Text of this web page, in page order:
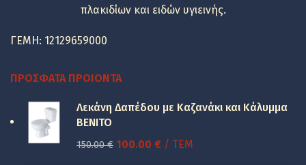
πλακιδίων και ειδών υγιεινής.
ΓΕΜΗ: 12129659000
ΠΡΌΣΦΑΤΑ ΠΡΟΙΌΝΤΑ
Λεκάνη Δαπέδου με Καζανάκι και Κάλυμμα
BENITO
150.00€ Original
100.00 €Η/ ΤΕΜ